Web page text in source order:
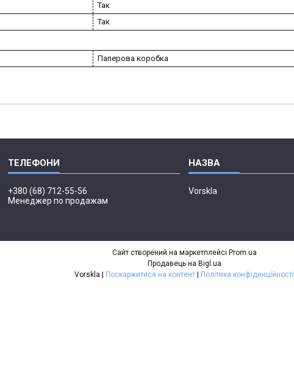
Так
Так
Паперова коробка
+380 (68) 712-55-56
Менеджер по продажам
Vorskla
Сайт створений на маркетплейсі Prom.ua
Продавець на Bigl.ua
Поскаржитися на контент Політика конфіденційності